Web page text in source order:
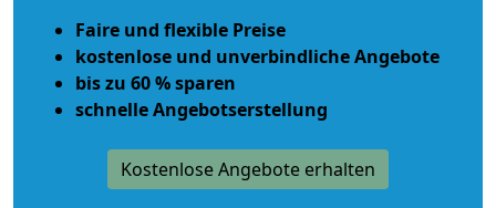
Faire und flexible Preise
kostenlose und unverbindliche Angebote
bis zu 60 % sparen
schnelle Angebotserstellung
Kostenlose Angebote erhalten